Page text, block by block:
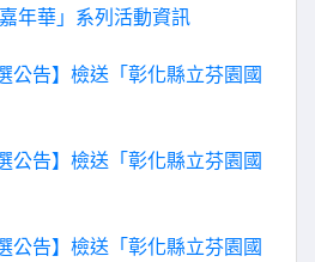
年華」系列活動資訊
公告】檢送「彰化縣立芬園國
公告】檢送「彰化縣立芬園國
公告】檢送「彰化縣立芬園國